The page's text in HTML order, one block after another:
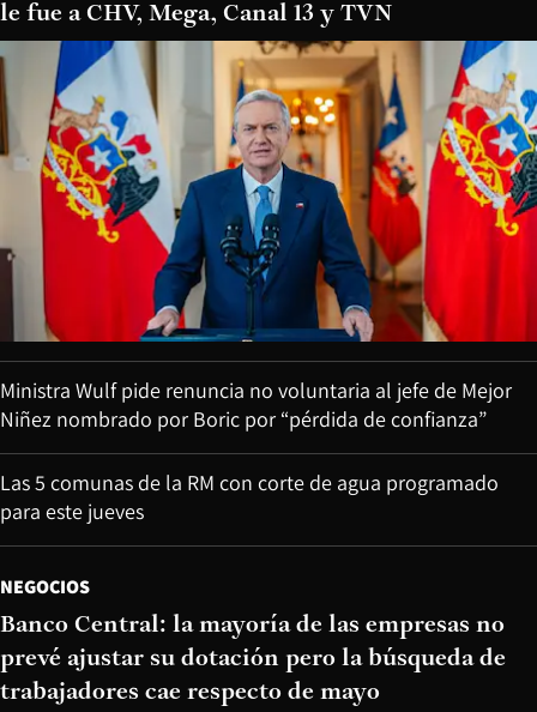
le fue a CHV, Mega, Canal 13 y TVN
Ministra Wulf pide renuncia no voluntaria al jefe de Mejor
Niñez nombrado por Boric por “pérdida de confianza”
Las 5 comunas de la RM con corte de agua programado
para este jueves
NEGOCIOS
Banco Central: la mayoría de las empresas no
prevé ajustar su dotación pero la búsqueda de
trabajadores cae respecto de mayo